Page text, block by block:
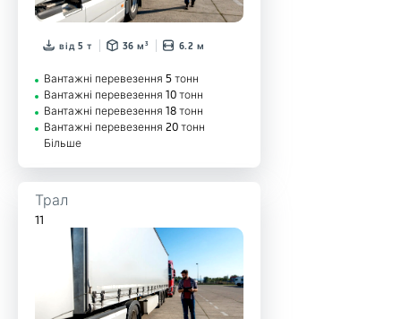
від 5 т 36 м³ 6.2 м
Вантажні перевезення 5 тонн
Вантажні перевезення 10 тонн
Вантажні перевезення 18 тонн
Вантажні перевезення 20 тонн
Більше
Трал
11